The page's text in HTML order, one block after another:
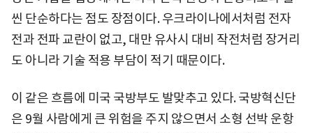
씬 단순하다는 점도 장점이다. 우크라이나에서처럼 전자
전과 전파 교란이 없고, 대만 유사시 대비 작전처럼 장거리
도 아니라 기술 적용 부담이 적기 때문이다.
이 같은 흐름에 미국 국방부도 발맞추고 있다. 국방혁신단
은 9월 사람에게 큰 위험을 주지 않으면서 소형 선박 운항